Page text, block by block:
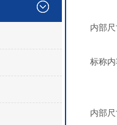
内部
标称
内部